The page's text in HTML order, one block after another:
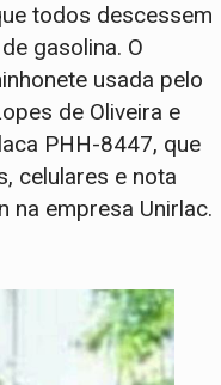
todos descessem
gasolina. O
usada pelo
de Oliveira e
PHH-8447, que
celulares e nota
na empresa Unirlac.